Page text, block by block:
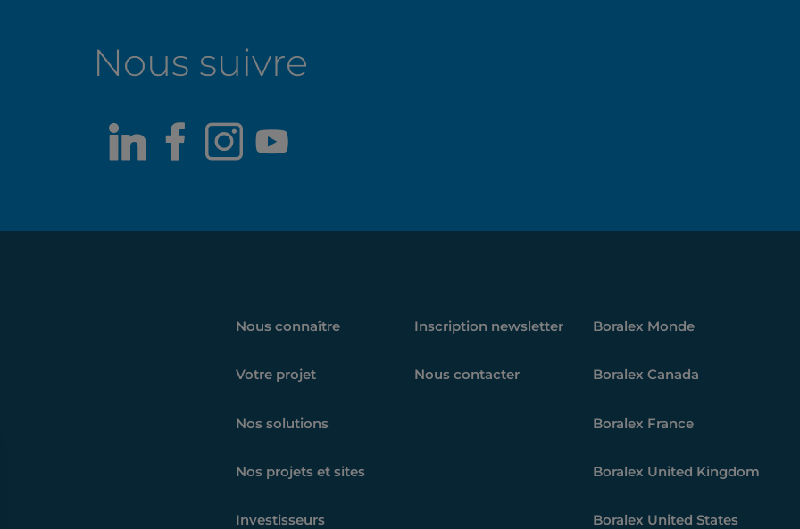
Nous suivre
LinkedIn
Facebook
Instagram
Nous connaître
Votre projet
Nos solutions
Nos projets et sites
Investisseurs
Inscription newsletter
Nous contacter
Boralex Monde
Boralex Canada
Boralex France
Boralex United Kingdom
Boralex United States